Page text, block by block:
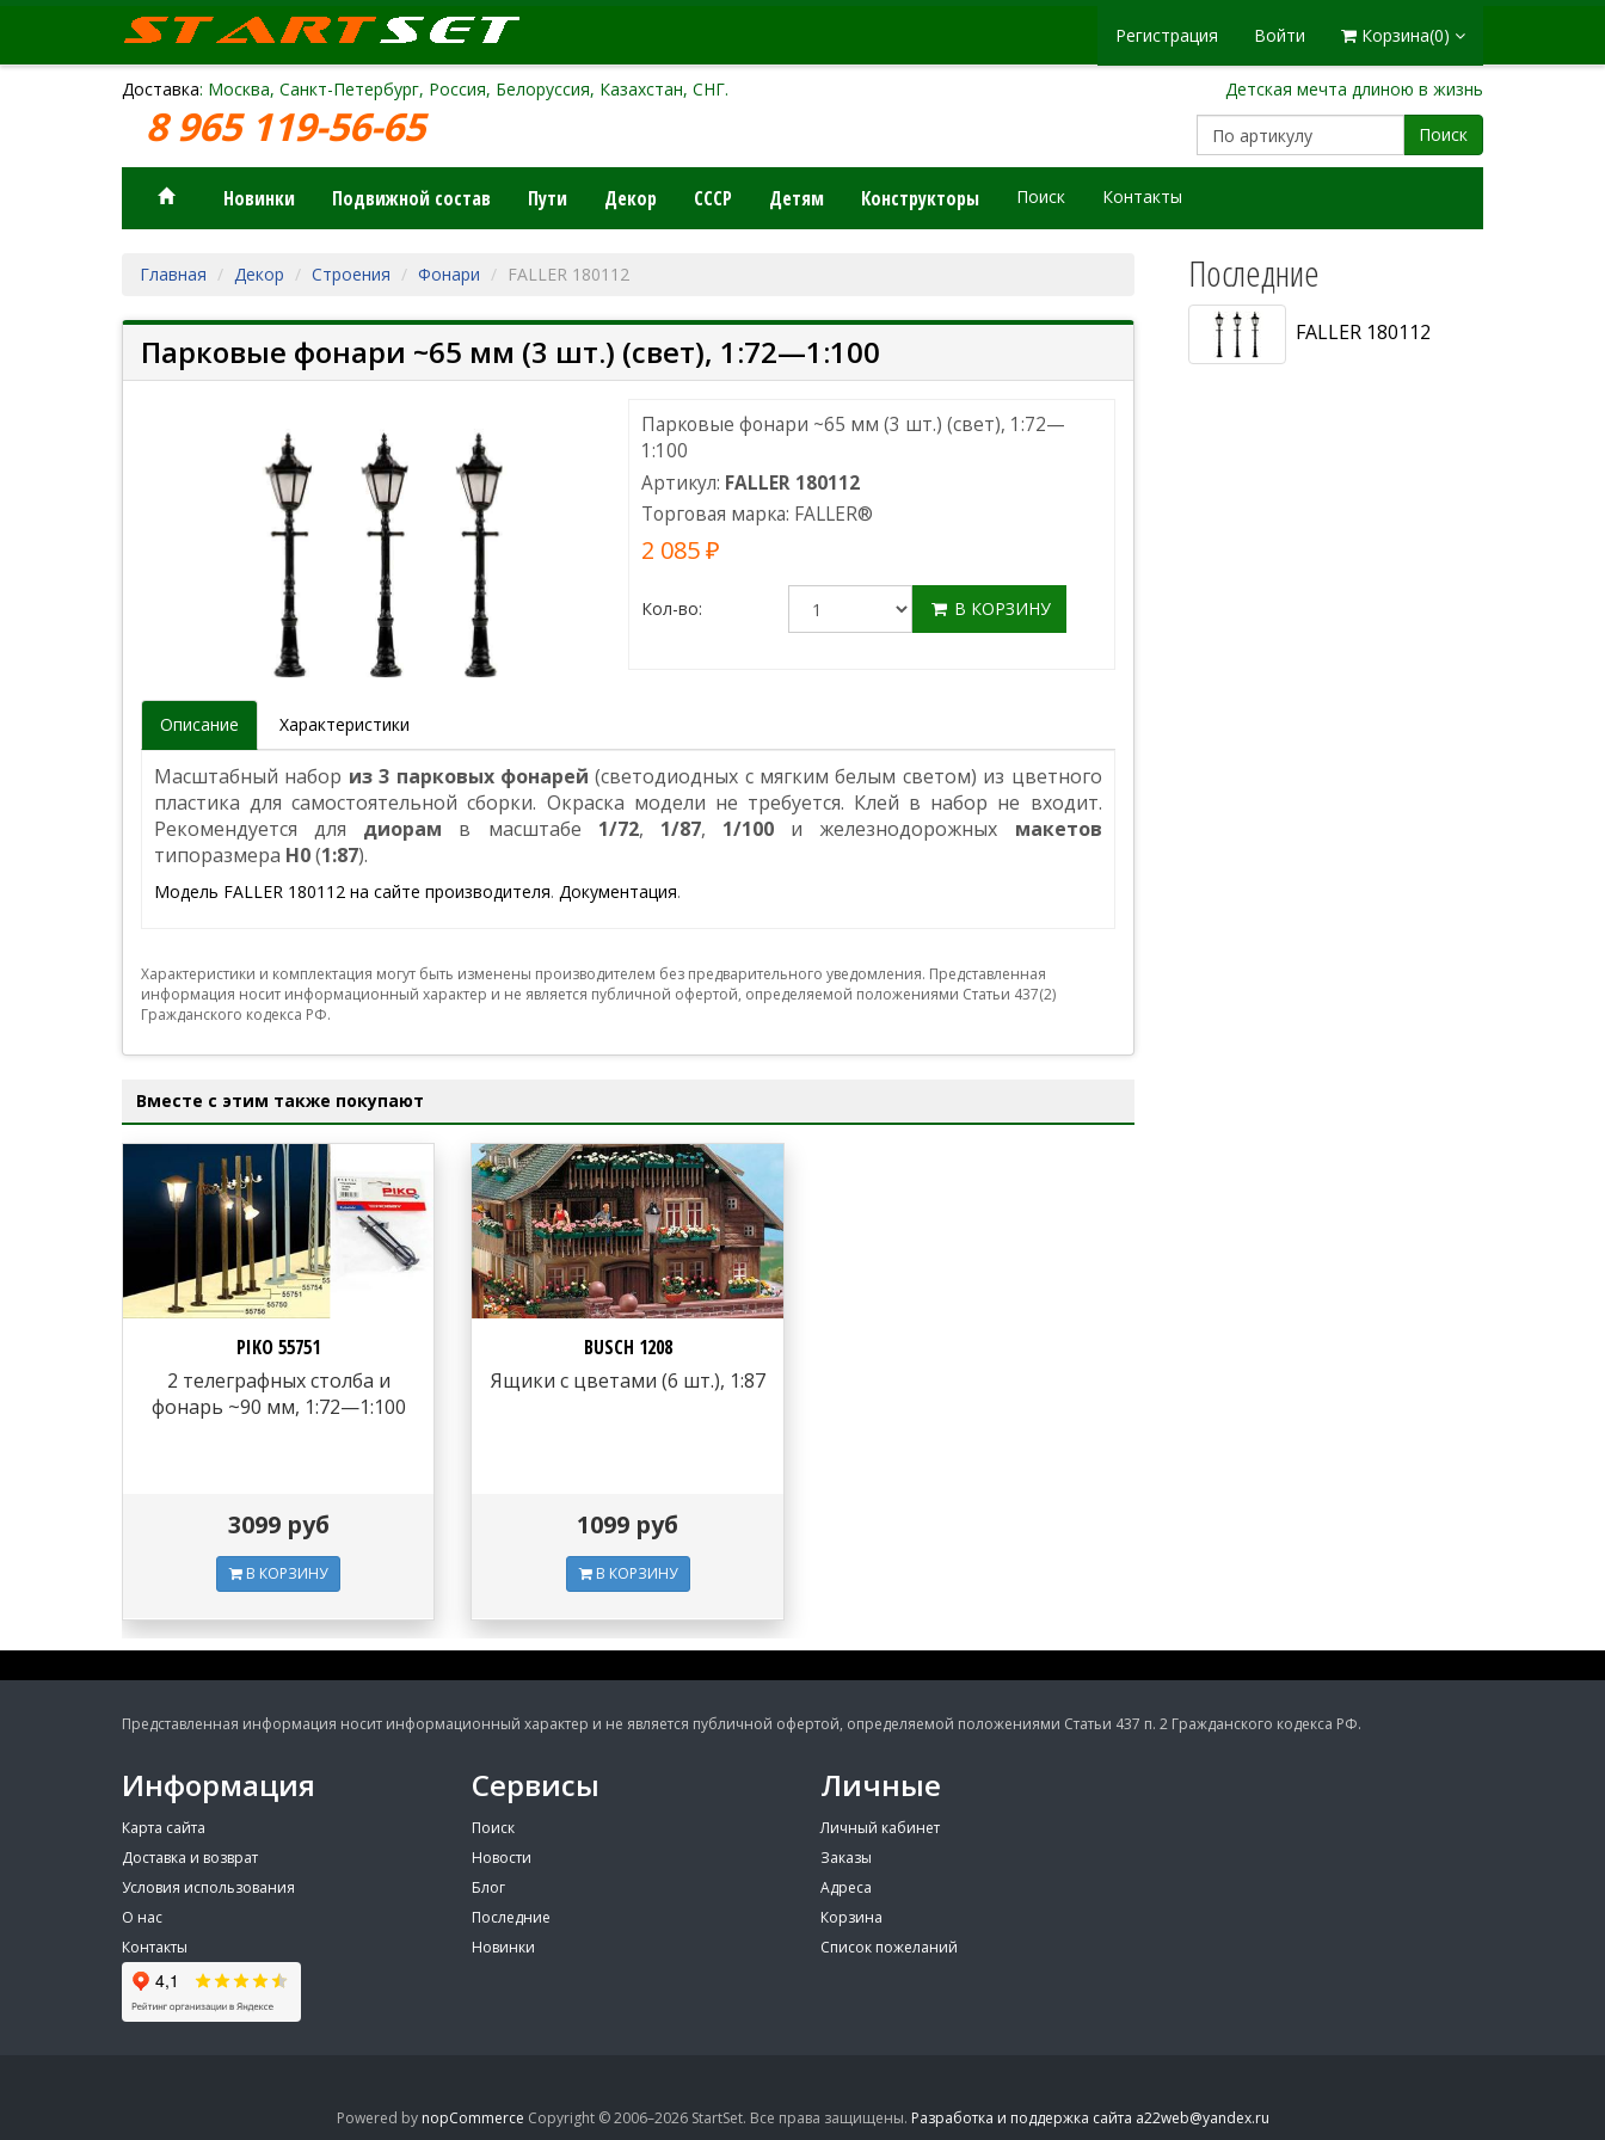
Доставка: Москва, Санкт-Петербург, Россия, Белоруссия, Казахстан, СНГ. Детская мечта длиною в жизнь
Регистрация Войти Корзина(0)
8 965 119-56-65 Поиск
Новинки Подвижной состав Пути Декор СССР Детям Конструкторы Поиск Контакты
Главная Декор Строения Фонари FALLER 180112
Парковые фонари ~65 мм (3 шт.) (свет), 1:72—1:100
Парковые фонари ~65 мм (3 шт.) (свет), 1:72—
1:100
Артикул: FALLER 180112
Торговая марка: FALLER®
2 085 ₽
Кол-во: В КОРЗИНУ
Описание Характеристики
Масштабный набор из 3 парковых фонарей (светодиодных с мягким белым светом) из цветного
пластика для самостоятельной сборки. Окраска модели не требуется. Клей в набор не входит.
Рекомендуется для диорам в масштабе 1/72, 1/87, 1/100 и железнодорожных макетов
типоразмера Н0(1:87).
Модель FALLER 180112 на сайте производителя. Документация.
Характеристики и комплектация могут быть изменены производителем без предварительного уведомления. Представленная
информация носит информационный характер и не является публичной офертой, определяемой положениями Статьи 437(2)
Гражданского кодекса РФ.
Вместе с этим также покупают
PIKO 55751
2 телеграфных столба и
фонарь ~90 мм, 1:72—1:100
3099 руб
В КОРЗИНУ
BUSCH 1208
Ящики с цветами (6 шт.), 1:87
1099 руб
В КОРЗИНУ
Последние
FALLER 180112
Представленная информация носит информационный характер и не является публичной офертой, определяемой положениями Статьи 437 п. 2 Гражданского кодекса РФ.
Информация
Карта сайта
Доставка и возврат
Условия использования
О нас
Контакты
Сервисы
Поиск
Новости
Блог
Последние
Новинки
Личные
Личный кабинет
Заказы
Адреса
Корзина
Список пожеланий
Powered by nopCommerce Copyright © 2006–2026 StartSet. Все права защищены. Разработка и поддержка сайта a22web@yandex.ru